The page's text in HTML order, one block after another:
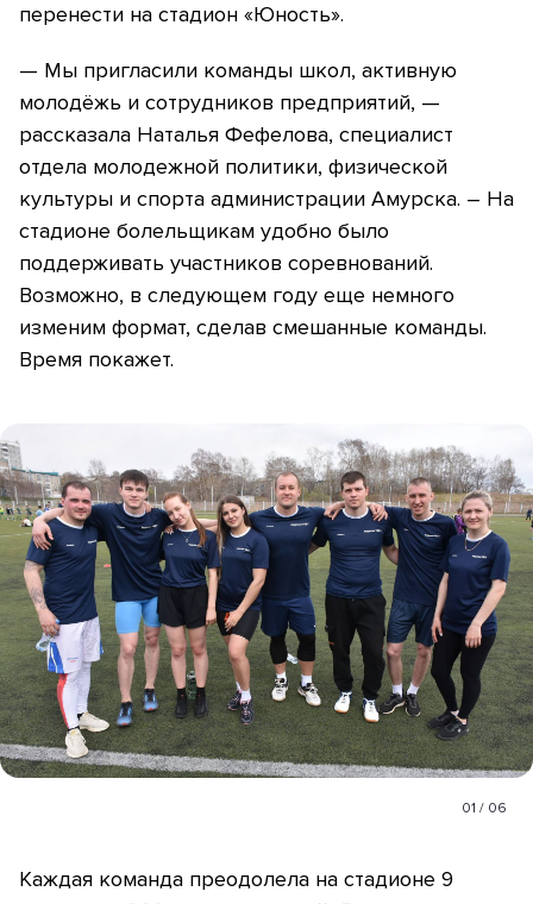
перенести на стадион «Юность».
— Мы пригласили команды школ, активную
молодёжь и сотрудников предприятий, —
рассказала Наталья Фефелова, специалист
отдела молодежной политики, физической
культуры и спорта администрации Амурска. – На
стадионе болельщикам удобно было
поддерживать участников соревнований.
Возможно, в следующем году еще немного
изменим формат, сделав смешанные команды.
Время покажет.
01 / 06
Каждая команда преодолела на стадионе 9